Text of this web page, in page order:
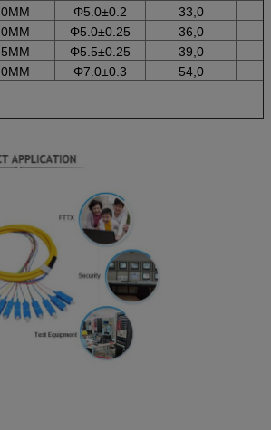
Φ5.0±0.2 33,0
Φ5.0±0.25 36,0
Φ5.5±0.25 39,0
Φ7.0±0.3 54,0